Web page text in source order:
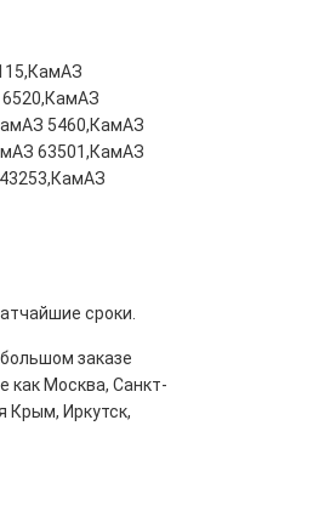
5460,КамАЗ
63501,КамАЗ
сроки.
заказе
как Москва, Санкт-
Крым, Иркутск,